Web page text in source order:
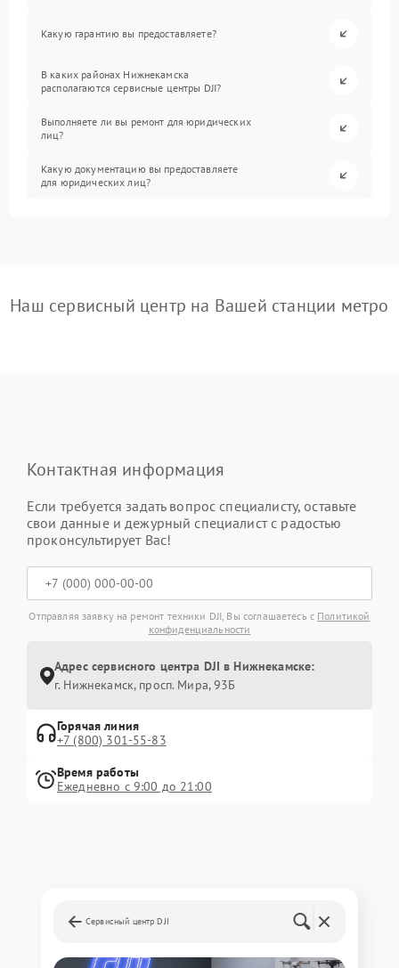
Какую гарантию вы предоставляете?
В каких районах Нижнекамска
располагаются сервисные центры DJI?
Выполняете ли вы ремонт для юридических
лиц?
Какую документацию вы предоставляете
для юридических лиц?
Наш сервисный центр на Вашей станции метро
Контактная информация
Если требуется задать вопрос специалисту, оставьте
свои данные и дежурный специалист с радостью
проконсультирует Вас!
Отправляя заявку на ремонт техники DJI, Вы соглашаетесь с Политикой
конфиденциальности
Адрес сервисного центра DJI в Нижнекамске:
г. Нижнекамск, просп. Мира, 93Б
Горячая линия
+7 (800) 301-55-83
Время работы
Ежедневно с 9:00 до 21:00
Сервисный центр DJI